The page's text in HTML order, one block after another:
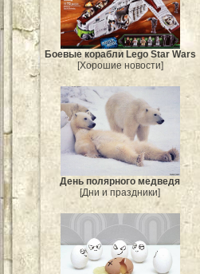
Боевые корабли Lego Star Wars
[Хорошие новости]
День полярного медведя
[Дни и праздники]